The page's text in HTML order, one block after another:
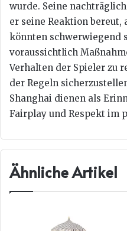
wurde. Seine
er seine Reaktion bereut,
könnten schwerwiegend
voraussichtlich
Verhalten der Spieler zu
der Regeln
Shanghai dienen als
Fairplay und Respekt im
Ähnliche Artikel